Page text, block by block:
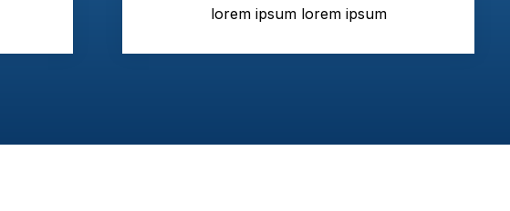
lorem ipsum lorem ipsum